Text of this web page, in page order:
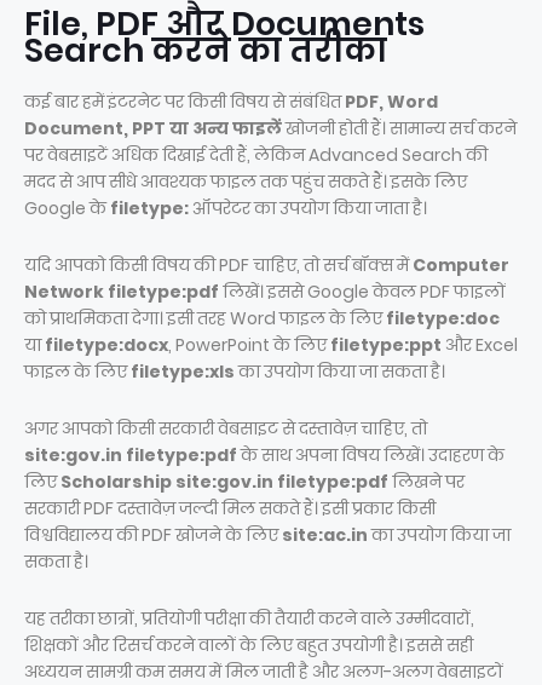
File, PDF और Documents
Search करने का तरीका
कई बार हमें इंटरनेट पर किसी विषय से संबंधितPDF, Word
Document, PPT या अन्य फाइलेंखोजनी होती हैं। सामान्य सर्च करने
पर वेबसाइटें अधिक दिखाई देती हैं, लेकिन Advanced Search की
मदद से आप सीधे आवश्यक फाइल तक पहुंच सकते हैं। इसके लिए
Google केfiletype: ऑपरेटर का उपयोग किया जाता है।
यदि आपको किसी विषय की PDF चाहिए, तो सर्च बॉक्स मेंComputer
Network filetype:pdf लिखें। इससे Google केवल PDF फाइलों
को प्राथमिकता देगा। इसी तरह Word फाइल के लिएfiletype:doc
याfiletype:docx, PowerPoint के लिएfiletype:ppt और Excel
फाइल के लिएfiletype:xlsका उपयोग किया जा सकता है।
अगर आपको किसी सरकारी वेबसाइट से दस्तावेज़ चाहिए, तो
site:gov.in filetype:pdfके साथ अपना विषय लिखें। उदाहरण के
लिएScholarship site:gov.in filetype:pdf लिखने पर
सरकारी PDF दस्तावेज़ जल्दी मिल सकते हैं। इसी प्रकार किसी
विश्वविद्यालय की PDF खोजने के लिएsite:ac.inका उपयोग किया जा
सकता है।
यह तरीका छात्रों, प्रतियोगी परीक्षा की तैयारी करने वाले उम्मीदवारों,
शिक्षकों और रिसर्च करने वालों के लिए बहुत उपयोगी है। इससे सही
अध्ययन सामग्री कम समय में मिल जाती है और अलग-अलग वेबसाइटों